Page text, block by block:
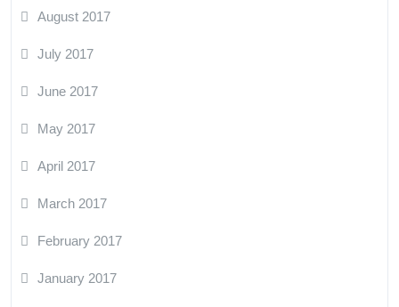
August 2017
July 2017
June 2017
May 2017
April 2017
March 2017
February 2017
January 2017